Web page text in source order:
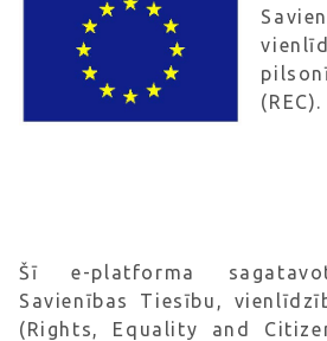
(REC).
Šī e-platforma
Savienības Tiesību,
(Rights, Equality and